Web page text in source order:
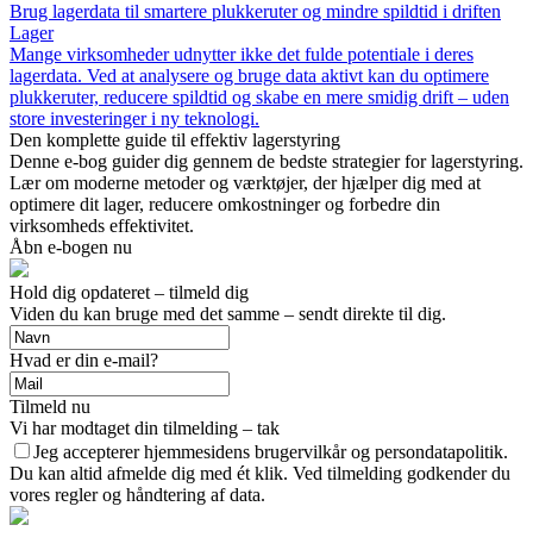
Brug lagerdata til smartere plukkeruter og mindre spildtid i driften
Lager
Mange virksomheder udnytter ikke det fulde potentiale i deres
lagerdata. Ved at analysere og bruge data aktivt kan du optimere
plukkeruter, reducere spildtid og skabe en mere smidig drift – uden
store investeringer i ny teknologi.
Den komplette guide til effektiv lagerstyring
Denne e-bog guider dig gennem de bedste strategier for lagerstyring.
Lær om moderne metoder og værktøjer, der hjælper dig med at
optimere dit lager, reducere omkostninger og forbedre din
virksomheds effektivitet.
Åbn e-bogen nu
Hold dig opdateret – tilmeld dig
Viden du kan bruge med det samme – sendt direkte til dig.
Hvad er din e-mail?
Tilmeld nu
Vi har modtaget din tilmelding – tak
Jeg accepterer hjemmesidens brugervilkår og persondatapolitik.
Du kan altid afmelde dig med ét klik. Ved tilmelding godkender du
vores regler og håndtering af data.